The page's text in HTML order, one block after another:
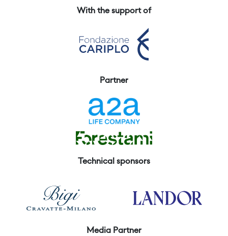
With the support of
Partner
Technical sponsors
Media Partner